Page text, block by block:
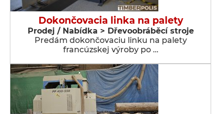
Dokončovacia linka na palety
Prodej / Nabídka > Dřevoobráběcí stroje
Predám dokončovaciu linku na palety
francúzskej výroby po …